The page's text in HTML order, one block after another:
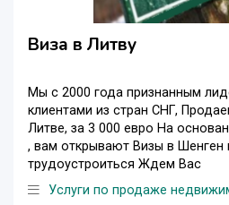
Виза в Литву
Мы с 2000 года признанным
клиентами из стран СНГ,
Литве, за 3 000 евро На
, вам открывают Визы в Шенген
трудоустроиться Ждем Вас
Услуги по продаже